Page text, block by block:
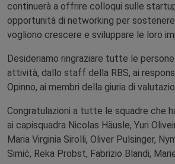
continuerà a offrire colloqui sulle
opportunità di networking per
vogliono crescere e sviluppare le loro
Desideriamo ringraziare tutte le
attività, dallo staff della RBS, ai
Opinno, ai membri della giuria di
Congratulazioni a tutte le squadre che
ai capisquadra Nicolas Häusle, Yuri
Maria Virginia Sirolli, Oliver Pulsinger,
Simić, Reka Probst, Fabrizio Blandi,